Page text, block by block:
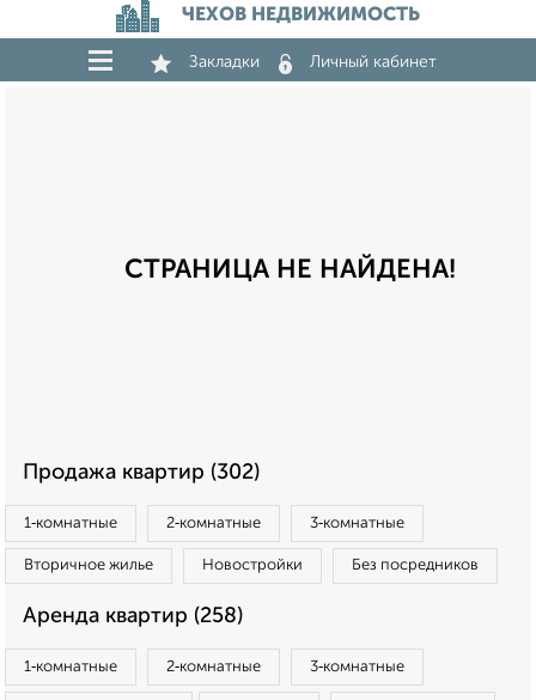
ЧЕХОВ НЕДВИЖИМОСТЬ
Закладки Личный кабинет
СТРАНИЦА НЕ НАЙДЕНА!
Продажа квартир (302)
1‑комнатные 2‑комнатные 3‑комнатные
Вторичное жилье Новостройки Без посредников
Аренда квартир (258)
1‑комнатные 2‑комнатные 3‑комнатные